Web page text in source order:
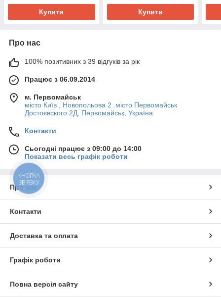
Купити Купити
Про нас
100% позитивних з 39 відгуків за рік
Працює з 06.09.2014
м. Первомайськ
місто Київ , Новопольова 2 .місто Первомайськ
Достоєвского 2Д, Первомайськ, Україна
Контакти
Сьогодні працює з 09:00 до 14:00
Показати весь графік роботи
Про нас
Контакти
Доставка та оплата
Графік роботи
Повна версія сайту
КНОПКА
ЗВ'ЯЗКУ